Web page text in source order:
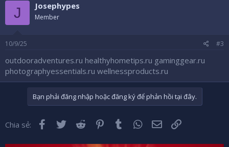
J Josephypes
Member
10/9/25 #3
outdooradventures.ru healthyhometips.ru gaminggear.ru
photographyessentials.ru wellnessproducts.ru
Bạn phải đăng nhập hoặc đăng ký để phản hồi tại đây.
Chia sẻ: Facebook
Twitter Reddit Pinterest
Tumblr WhatsApp
Email